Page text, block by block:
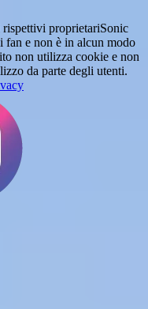
proprietariSonic
fan e non è in alcun modo
non utilizza cookie e non
da parte degli utenti.